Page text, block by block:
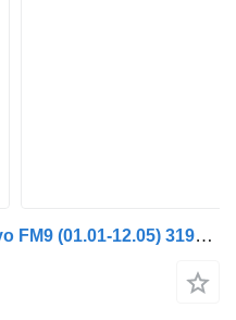
Стабилизираща щанга Volvo FM9 (01.01-12.05) 3197576 за влекач Volvo FM7-FM12, FM, FMX (1998-2014)